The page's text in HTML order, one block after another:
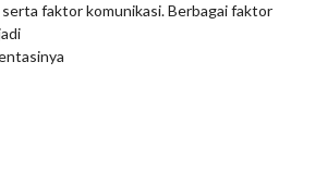
serta faktor komunikasi. Berbagai faktor